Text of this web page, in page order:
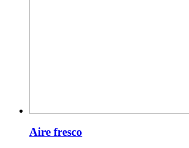
Aire fresco